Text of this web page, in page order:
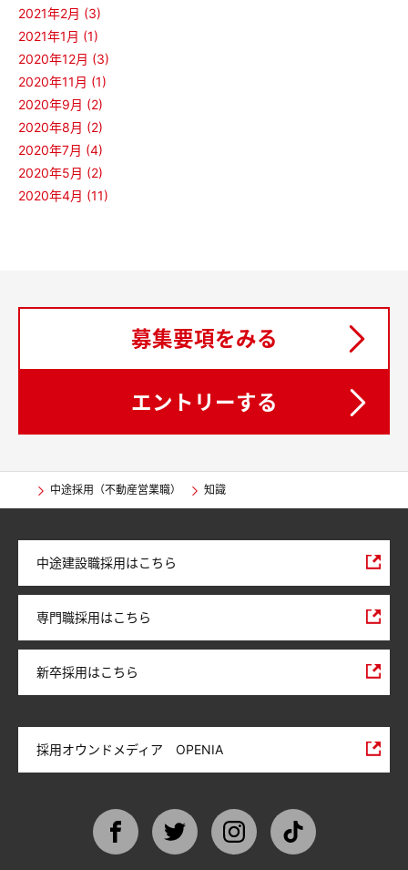
2021年2月 (3)
2021年1月 (1)
2020年12月 (3)
2020年11月 (1)
2020年9月 (2)
2020年8月 (2)
2020年7月 (4)
2020年5月 (2)
2020年4月 (11)
募集要項をみる
エントリーする
中途採用（不動産営業職） 知識
中途建設職採用はこちら
専門職採用はこちら
新卒採用はこちら
採用オウンドメディア OPENIA